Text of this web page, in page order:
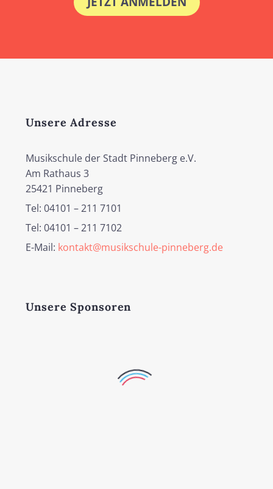
Unsere Adresse
Musikschule der Stadt Pinneberg e.V.
Am Rathaus 3
25421 Pinneberg
Tel: 04101 – 211 7101
Tel: 04101 – 211 7102
E-Mail: kontakt@musikschule-pinneberg.de
Unsere Sponsoren